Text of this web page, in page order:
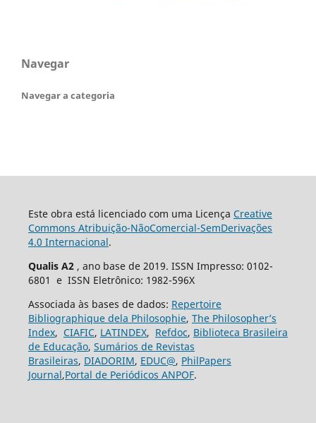
Navegar
Navegar a categoria
Este obra está licenciado com uma Licença Creative
Commons Atribuição-NãoComercial-SemDerivações
4.0 Internacional.
Qualis A2 , ano base de 2019. ISSN Impresso: 0102-
6801 e ISSN Eletrônico: 1982-596X
Associada às bases de dados: Repertoire
Bibliographique dela Philosophie, The Philosopher’s
Index, CIAFIC, LATINDEX, Refdoc, Biblioteca Brasileira
de Educação, Sumários de Revistas
Brasileiras, DIADORIM, EDUC@, PhilPapers
Journal,Portal de Periódicos ANPOF.